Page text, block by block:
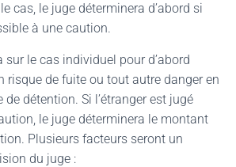
cas, le juge déterminera d’abord si
à une caution.
sur le cas individuel pour d’abord
risque de fuite ou tout autre danger en
détention. Si l’étranger est jugé
le juge déterminera le montant
Plusieurs facteurs seront un
du juge :